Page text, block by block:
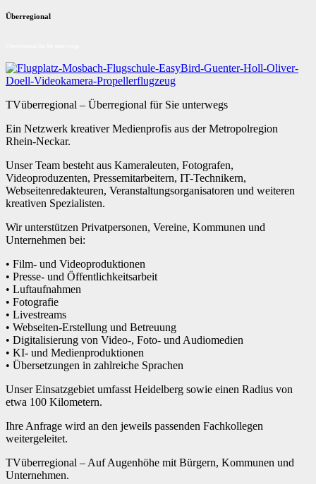
Überregional
TVüberregional – Überregional für Sie unterwegs
Ein Netzwerk kreativer Medienprofis aus der Metropolregion
Rhein-Neckar.
Unser Team besteht aus Kameraleuten, Fotografen,
Videoproduzenten, Pressemitarbeitern, IT-Technikern,
Webseitenredakteuren, Veranstaltungsorganisatoren und weiteren
kreativen Spezialisten.
Wir unterstützen Privatpersonen, Vereine, Kommunen und
Unternehmen bei:
• Film- und Videoproduktionen
• Presse- und Öffentlichkeitsarbeit
• Luftaufnahmen
• Fotografie
• Livestreams
• Webseiten-Erstellung und Betreuung
• Digitalisierung von Video-, Foto- und Audiomedien
• KI- und Medienproduktionen
• Übersetzungen in zahlreiche Sprachen
Unser Einsatzgebiet umfasst Heidelberg sowie einen Radius von
etwa 100 Kilometern.
Ihre Anfrage wird an den jeweils passenden Fachkollegen
weitergeleitet.
TVüberregional – Auf Augenhöhe mit Bürgern, Kommunen und
Unternehmen.